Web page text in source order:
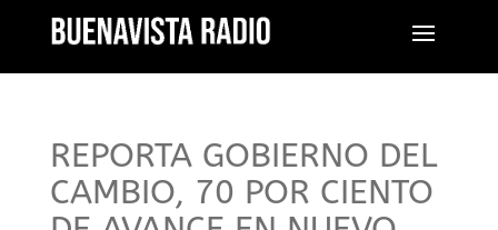
REPORTA GOBIERNO DEL
CAMBIO, 70 POR CIENTO